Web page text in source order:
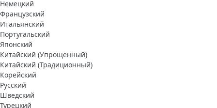
Немецкий
Французский
Итальянский
Португальский
Японский
Китайский (Упрощенный)
Китайский (Традиционный)
Корейский
Русский
Шведский
Турецкий